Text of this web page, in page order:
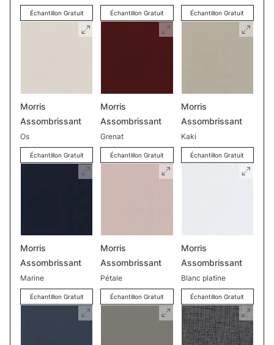
Échantillon Gratuit Échantillon Gratuit Échantillon Gratuit
Morris
Assombrissant
Os
Échantillon Gratuit
Morris
Assombrissant
Grenat
Échantillon Gratuit
Morris
Assombrissant
Kaki
Échantillon Gratuit
Morris
Assombrissant
Marine
Échantillon Gratuit
Morris
Assombrissant
Pétale
Échantillon Gratuit
Morris
Assombrissant
Blanc platine
Échantillon Gratuit